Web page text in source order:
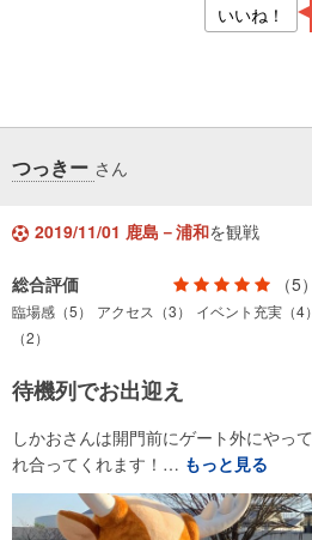
いいね！
つっきー さん
2019/11/01 鹿島－浦和を観戦
総合評価 （5）
臨場感（5） アクセス（3） イベント充実（4）
（2）
待機列でお出迎え
しかおさんは開門前にゲート外にやっ
れ合ってくれます！… もっと見る